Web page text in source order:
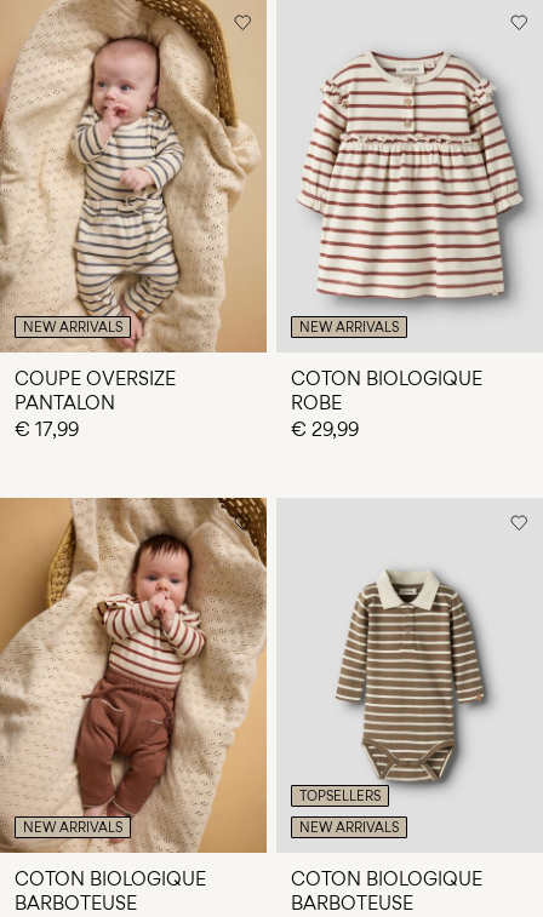
NEW ARRIVALS
COUPE OVERSIZE
PANTALON
€ 17,99
NEW ARRIVALS
COTON BIOLOGIQUE
ROBE
€ 29,99
NEW ARRIVALS
COTON BIOLOGIQUE
BARBOTEUSE
TOPSELLERS
NEW ARRIVALS
COTON BIOLOGIQUE
BARBOTEUSE